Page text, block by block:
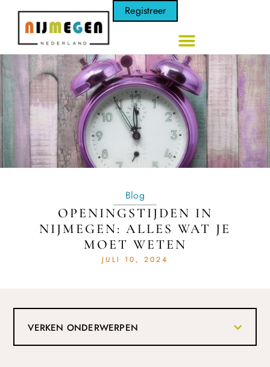
Registreer
Blog
OPENINGSTIJDEN IN
NIJMEGEN: ALLES WAT JE
MOET WETEN
JULI 10, 2024
VERKEN ONDERWERPEN